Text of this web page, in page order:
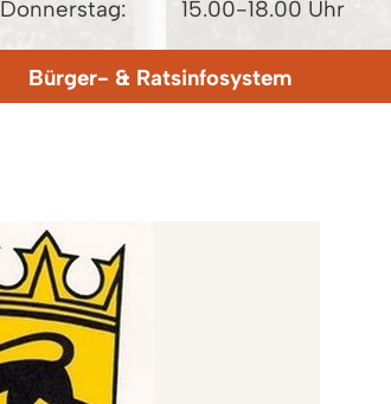
Donnerstag:
15.00-18.00 Uhr
Bürger- & Ratsinfosystem